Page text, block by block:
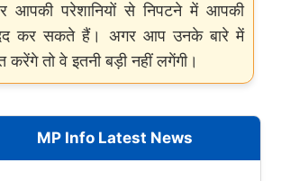
देश 05 Aug 2026
✍️ Om Giri
आपकी परेशानियों से निपटने में आपकी
कर सकते हैं। अगर आप उनके बारे में
करेंगे तो वे इतनी बड़ी नहीं लगेंगी।
MP Info Latest News